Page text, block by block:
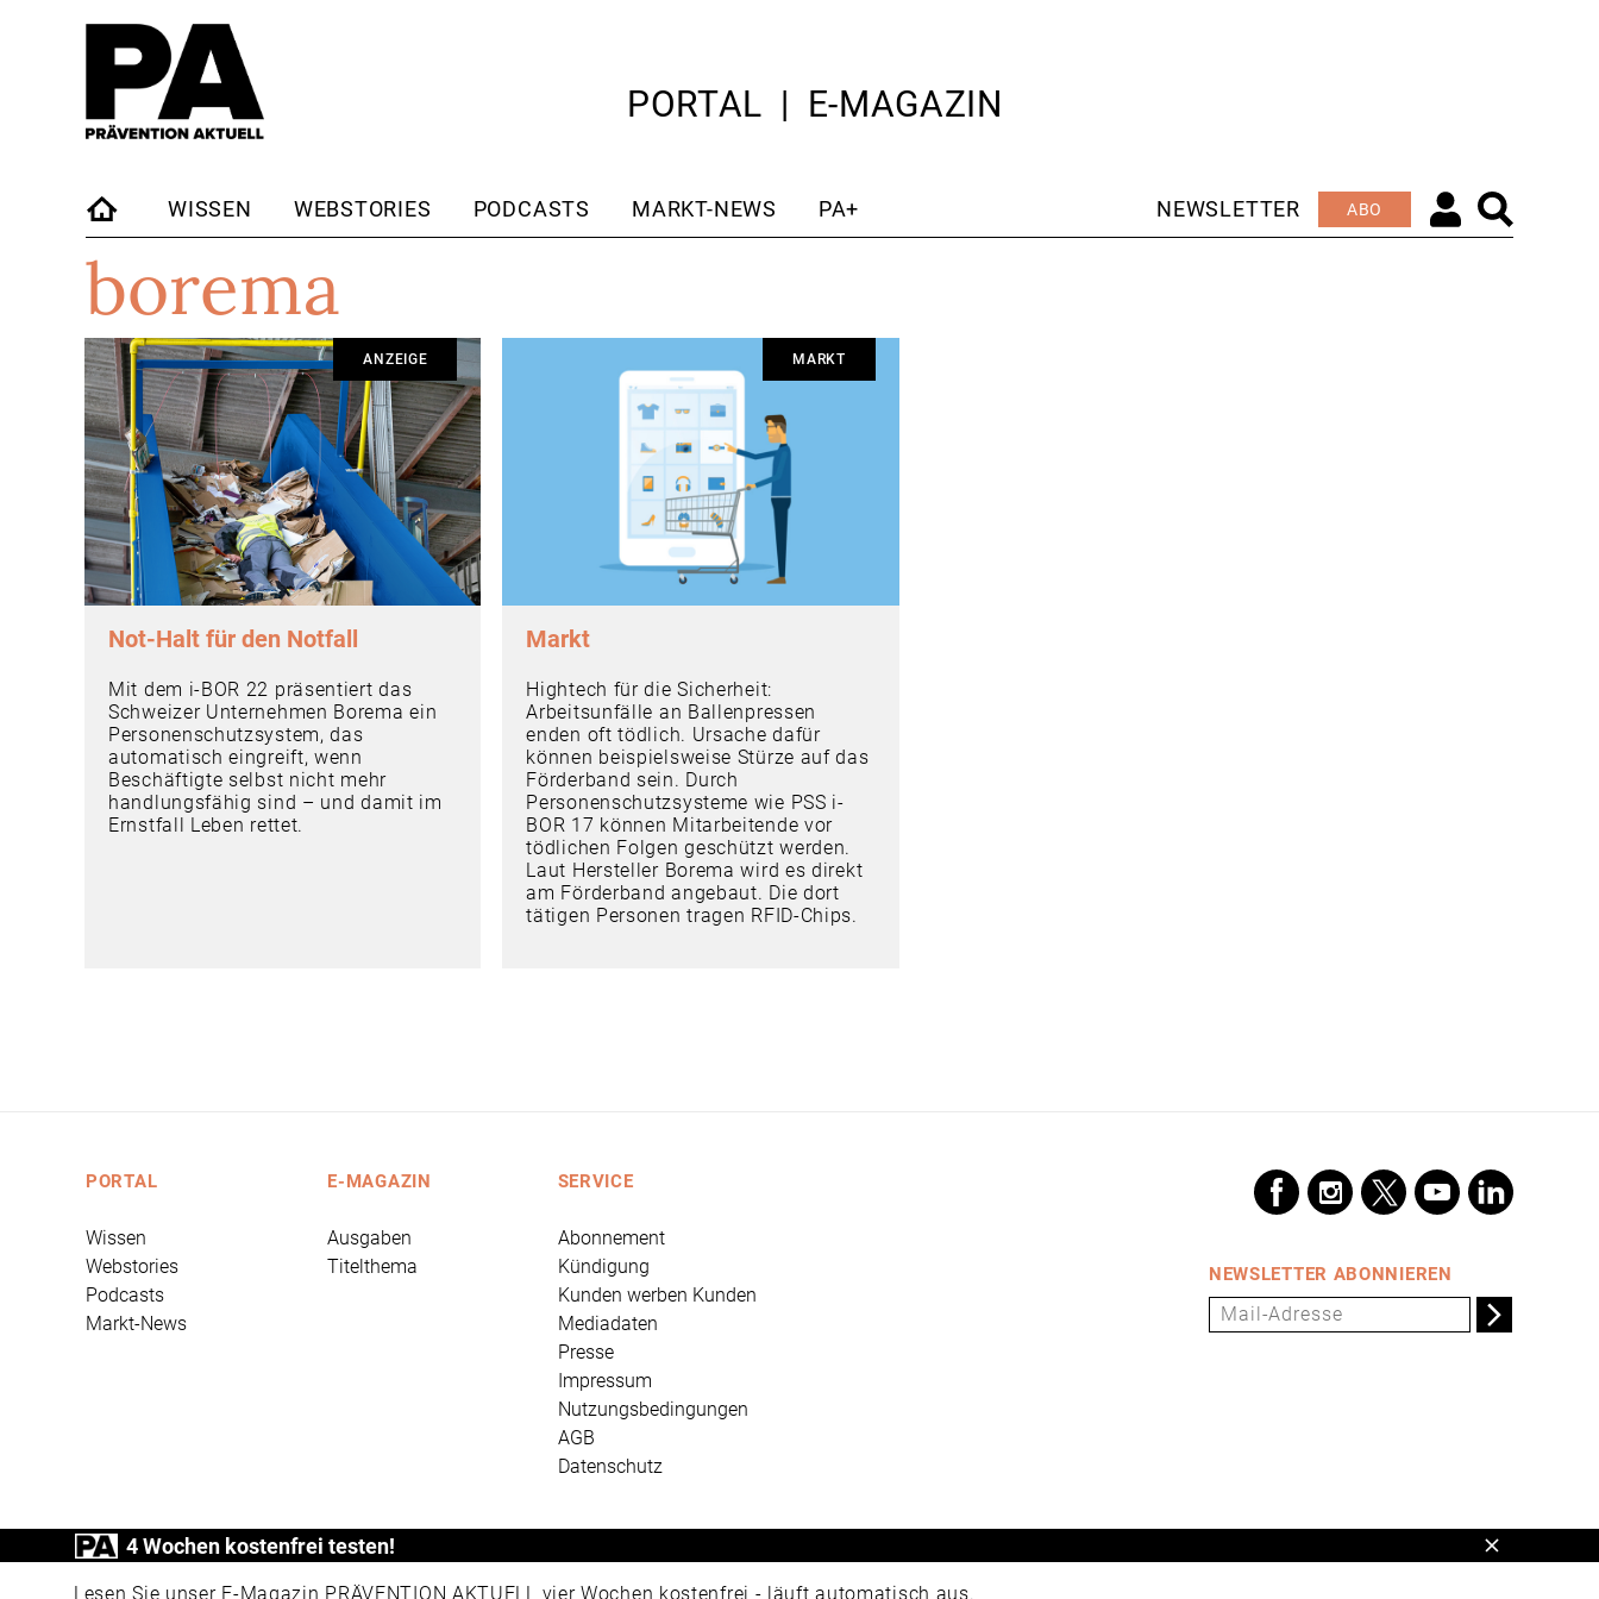
PORTAL E-MAGAZIN
STARTSEITE
WISSEN WEBSTORIES PODCASTS MARKT-NEWS PA+ NEWSLETTER ABO
borema
ANZEIGE
Not-Halt für den Notfall
Mit dem i-BOR 22 präsentiert das
Schweizer Unternehmen Borema ein
Personenschutzsystem, das
automatisch eingreift, wenn
Beschäftigte selbst nicht mehr
handlungsfähig sind – und damit im
Ernstfall Leben rettet.
MARKT
Markt
Hightech für die Sicherheit:
Arbeitsunfälle an Ballenpressen
enden oft tödlich. Ursache dafür
können beispielsweise Stürze auf das
Förderband sein. Durch
Personenschutzsysteme wie PSS i-
BOR 17 können Mitarbeitende vor
tödlichen Folgen geschützt werden.
Laut Hersteller Borema wird es direkt
am Förderband angebaut. Die dort
tätigen Personen tragen RFID-Chips.
PORTAL
Wissen
Webstories
Podcasts
Markt-News
E-MAGAZIN
Ausgaben
Titelthema
SERVICE
Abonnement
Kündigung
Kunden werben Kunden
Mediadaten
Presse
Impressum
Nutzungsbedingungen
AGB
Datenschutz
NEWSLETTER ABONNIEREN
4 Wochen kostenfrei testen!
Lesen Sie unser E-Magazin PRÄVENTION AKTUELL vier Wochen kostenfrei - läuft automatisch aus.
Schließen